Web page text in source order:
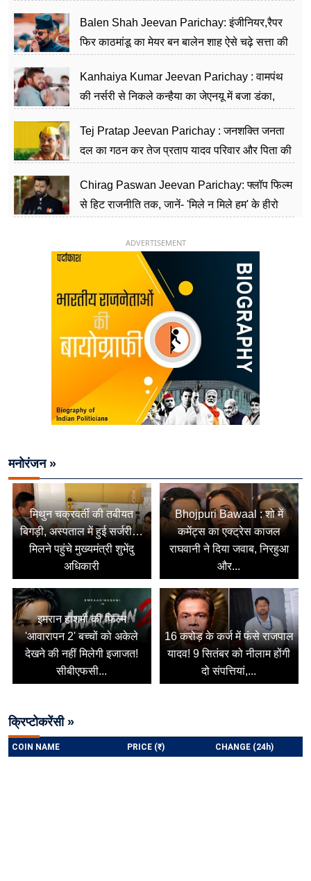
Balen Shah Jeevan Parichay: इंजीनियर,रैपर
फिर काठमांडू का मेयर बन बालेन शाह ऐसे चढ़े सत्ता की
Kanhaiya Kumar Jeevan Parichay : वामपंथ
की नर्सरी से निकले कन्हैया का जेएनयू में बजा डंका,
Tej Pratap Jeevan Parichay : जनशक्ति जनता
दल का गठन कर तेज प्रताप यादव परिवार और पिता की
Chirag Paswan Jeevan Parichay: फ्लॉप फिल्म
से हिट राजनीति तक, जानें- 'मिले न मिले हम' के हीरो
ADVERTISEMENT
मनोरंजन »
मिथुन चक्रवर्ती की तबीयत
बिगड़ी, अस्पताल में हुई सर्जरी…
मिलने पहुंचे मुख्यमंत्री शुभेंदु
अधिकारी
Bhojpuri Bawaal : शो में
कमेंट्स का एक्ट्रेस काजल
राघवानी ने दिया जवाब, निरहुआ
और...
इमरान हाशमी की फिल्म
'आवारापन 2' बच्चों को अकेले
देखने की नहीं मिलेगी इजाजत!
सीबीएफसी...
16 करोड़ के कर्ज में फंसे राजपाल
यादव! 9 सितंबर को नीलाम होंगी
दो संपत्तियां,...
क्रिप्टोकरेंसी »